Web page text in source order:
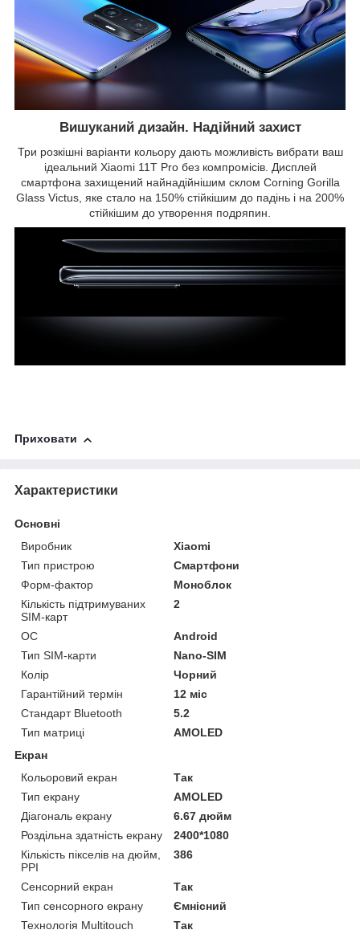
Вишуканий дизайн. Надійний захист
Три розкішні варіанти кольору дають можливість вибрати ваш
ідеальний Xiaomi 11T Pro без компромісів. Дисплей
смартфона захищений найнадійнішим склом Corning Gorilla
Glass Victus, яке стало на 150% стійкішим до падінь і на 200%
стійкішим до утворення подряпин.
Приховати
Характеристики
Основні
Виробник
Xiaomi
Тип пристрою
Смартфони
Форм-фактор
Моноблок
Кількість підтримуваних
SIM-карт
2
ОС
Android
Тип SIM-карти
Nano-SIM
Колір
Чорний
Гарантійний термін
12 міс
Стандарт Bluetooth
5.2
Тип матриці
AMOLED
Екран
Кольоровий екран
Так
Тип екрану
AMOLED
Діагональ екрану
6.67 дюйм
Роздільна здатність екрану
2400*1080
Кількість пікселів на дюйм,
PPI
386
Сенсорний екран
Так
Тип сенсорного екрану
Ємнісний
Технологія Multitouch
Так